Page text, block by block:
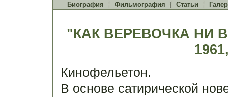
Биография Фильмография Статьи
"КАК ВЕРЕВОЧКА НИ
Кинофельетон.
В основе сатирической